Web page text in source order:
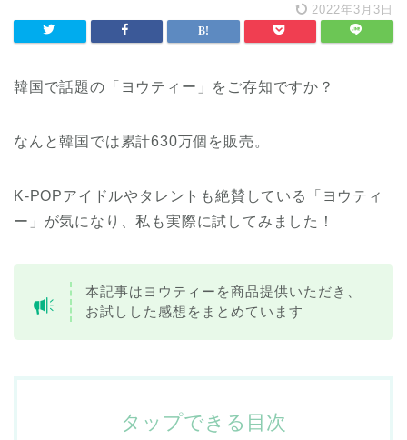
2022年3月3日
韓国で話題の「ヨウティー」をご存知ですか？
なんと韓国では累計630万個を販売。
K-POPアイドルやタレントも絶賛している「ヨウティ
ー」が気になり、私も実際に試してみました！
本記事はヨウティーを商品提供いただき、
お試しした感想をまとめています
タップできる目次